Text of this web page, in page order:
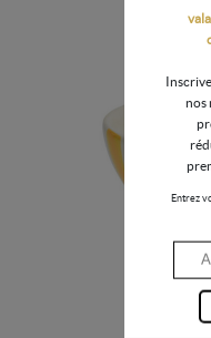
nos
Entrez